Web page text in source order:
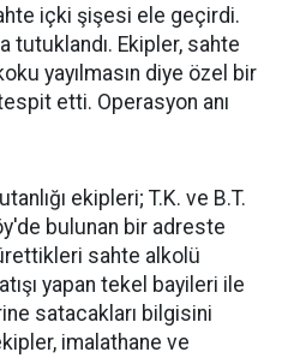
içki şişesi ele geçirdi.
tutuklandı. Ekipler, sahte
yayılmasın diye özel bir
etti. Operasyon anı
ekipleri; T.K. ve B.T.
bulunan bir adreste
sahte alkolü
yapan tekel bayileri ile
satacakları bilgisini
imalathane ve